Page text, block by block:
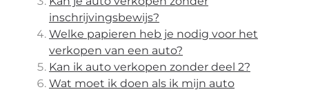
inschrijvingsbewijs?
Welke papieren heb je nodig voor het
verkopen van een auto?
Kan ik auto verkopen zonder deel 2?
Wat moet ik doen als ik mijn auto